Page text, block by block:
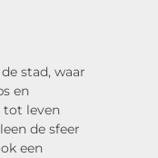
stad, waar
en
tot leven
de sfeer
een